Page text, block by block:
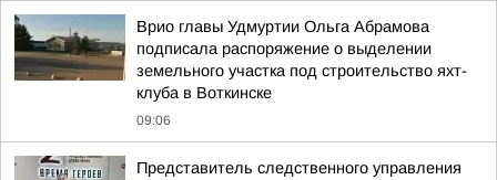
Врио главы Удмуртии Ольга Абрамова
подписала распоряжение о выделении
земельного участка под строительство яхт-
клуба в Воткинске
09:06
Представитель следственного управления